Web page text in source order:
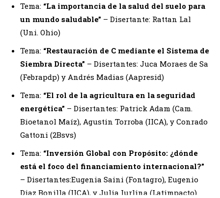
Tema: “La importancia de la salud del suelo para
un mundo saludable” – Disertante: Rattan Lal
(Uni. Ohio)
Tema: “Restauración de C mediante el Sistema de
Siembra Directa” – Disertantes: Juca Moraes de Sa
(Febrapdp) y Andrés Madias (Aapresid)
Tema: “El rol de la agricultura en la seguridad
energética” – Disertantes: Patrick Adam (Cam.
Bioetanol Maíz), Agustin Torroba (IICA), y Conrado
Gattoni (2Bsvs)
Tema: “Inversión Global con Propósito: ¿dónde
está el foco del financiamiento internacional?”
– Disertantes:Eugenia Saini (Fontagro), Eugenio
Diaz Bonilla (IICA), y Julia Iurlina (Latimpacto)